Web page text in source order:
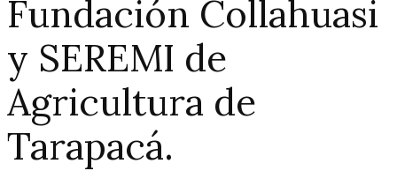
Fundación Collahuasi
y SEREMI de
Agricultura de
Tarapacá.